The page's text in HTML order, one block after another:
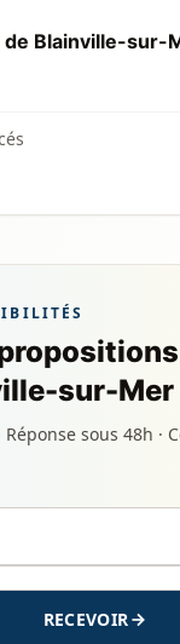
de Blainville-sur-
sur-Mer
Réponse sous 48h ·
RECEVOIR